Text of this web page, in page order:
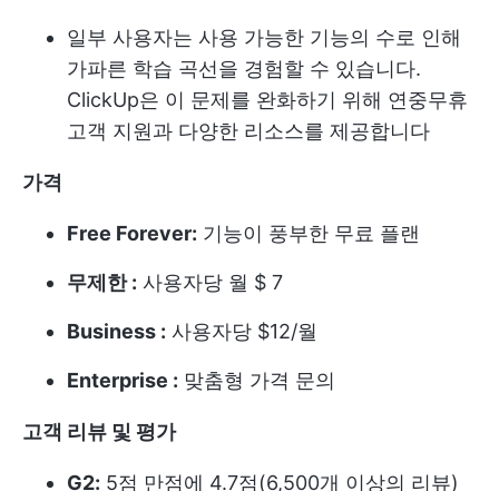
일부 사용자는 사용 가능한 기능의 수로 인해
가파른 학습 곡선을 경험할 수 있습니다.
ClickUp은 이 문제를 완화하기 위해 연중무휴
고객 지원과 다양한 리소스를 제공합니다
가격
Free Forever: 기능이 풍부한 무료 플랜
무제한 : 사용자당 월 $ 7
Business : 사용자당 $12/월
Enterprise : 맞춤형 가격 문의
고객 리뷰 및 평가
G2: 5점 만점에 4.7점(6,500개 이상의 리뷰)